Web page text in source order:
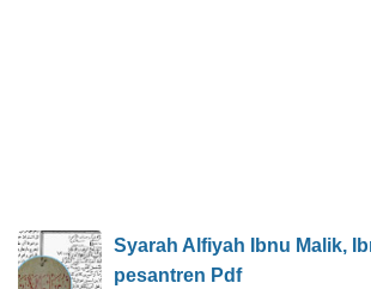
Syarah Alfiyah Ibnu Malik,
pesantren Pdf